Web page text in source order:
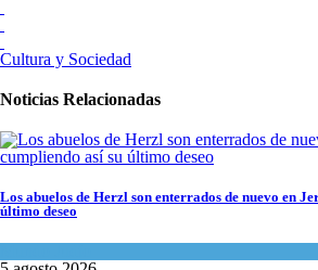
Cultura y Sociedad
Noticias Relacionadas
Los abuelos de Herzl son enterrados de nuevo en
último deseo